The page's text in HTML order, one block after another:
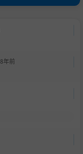
8年前